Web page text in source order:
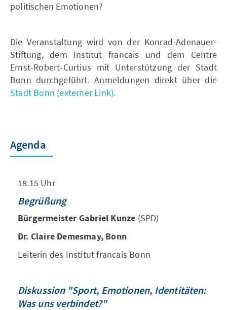
politischen Emotionen?
Die Veranstaltung wird von der Konrad-Adenauer-
Stiftung, dem Institut francais und dem Centre
Ernst-Robert-Curtius mit Unterstützung der Stadt
Bonn durchgeführt. Anmeldungen direkt über die
Stadt Bonn (externer Link).
Agenda
18.15 Uhr
Begrüßung
Bürgermeister Gabriel Kunze (SPD)
Dr. Claire Demesmay, Bonn
Leiterin des Institut francais Bonn
Diskussion "Sport, Emotionen, Identitäten:
Was uns verbindet?"